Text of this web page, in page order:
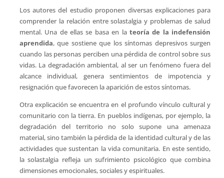
Los autores del estudio proponen diversas explicaciones para
comprender la relación entre solastalgia y problemas de salud
mental. Una de ellas se basa en la teoría de la indefensión
aprendida, que sostiene que los síntomas depresivos surgen
cuando las personas perciben una pérdida de control sobre sus
vidas. La degradación ambiental, al ser un fenómeno fuera del
alcance individual, genera sentimientos de impotencia y
resignación que favorecen la aparición de estos síntomas.
Otra explicación se encuentra en el profundo vínculo cultural y
comunitario con la tierra. En pueblos indígenas, por ejemplo, la
degradación del territorio no solo supone una amenaza
material, sino también la pérdida de la identidad cultural y de las
actividades que sustentan la vida comunitaria. En este sentido,
la solastalgia refleja un sufrimiento psicológico que combina
dimensiones emocionales, sociales y espirituales.